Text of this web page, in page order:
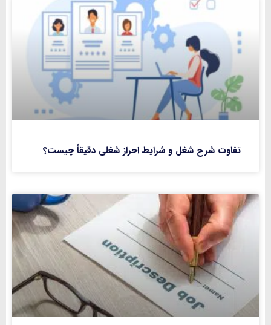
تفاوت شرح شغل و شرایط احراز شغلی دقیقاً چیست؟